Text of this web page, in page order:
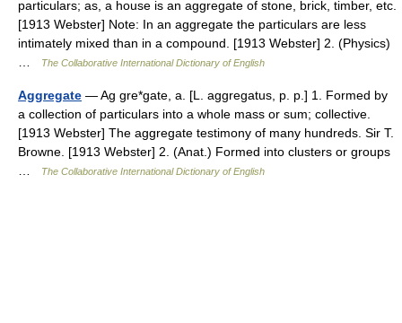
particulars; as, a house is an aggregate of stone, brick, timber, etc.
[1913 Webster] Note: In an aggregate the particulars are less
intimately mixed than in a compound. [1913 Webster] 2. (Physics)
The Collaborative International Dictionary of English
Aggregate — Ag gre*gate, a. [L. aggregatus, p. p.] 1. Formed by
a collection of particulars into a whole mass or sum; collective.
[1913 Webster] The aggregate testimony of many hundreds. Sir T.
Browne. [1913 Webster] 2. (Anat.) Formed into clusters or groups
The Collaborative International Dictionary of English